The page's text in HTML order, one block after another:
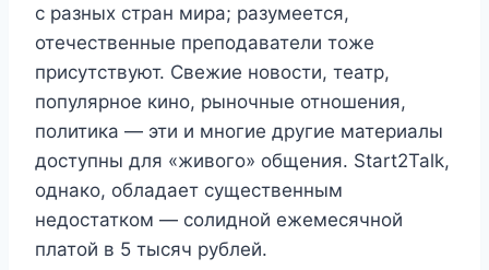
с разных стран мира; разумеется,
отечественные преподаватели тоже
присутствуют. Свежие новости, театр,
популярное кино, рыночные отношения,
политика — эти и многие другие материалы
доступны для «живого» общения. Start2Talk,
однако, обладает существенным
недостатком — солидной ежемесячной
платой в 5 тысяч рублей.